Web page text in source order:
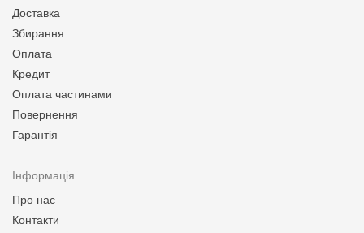
Доставка
Збирання
Оплата
Кредит
Оплата частинами
Повернення
Гарантія
Інформація
Про нас
Контакти